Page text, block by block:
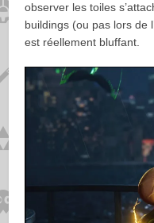
observer les toiles
buildings (ou pas lors de
est réellement bluffant.